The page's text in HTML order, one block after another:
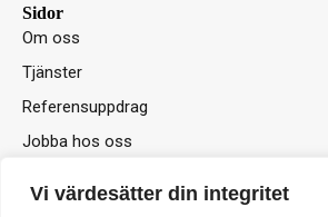
Vi värdesätter din integritet
k
e
d
i
n
i
Sidor
Om oss
Tjänster
Referensuppdrag
Jobba hos oss